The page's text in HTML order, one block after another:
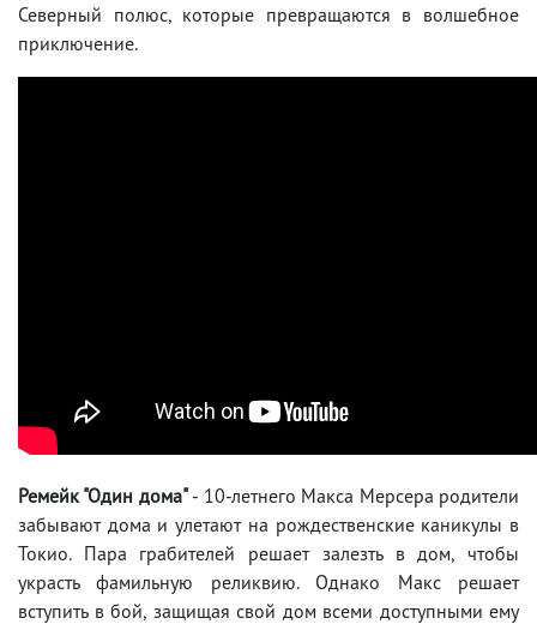
Северный полюс, которые превращаются в волшебное
приключение.
Ремейк "Один дома"- 10-летнего Макса Мерсера родители
забывают дома и улетают на рождественские каникулы в
Токио. Пара грабителей решает залезть в дом, чтобы
украсть фамильную реликвию. Однако Макс решает
вступить в бой, защищая свой дом всеми доступными ему